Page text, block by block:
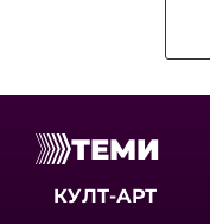
ТЕМИ
КУЛТ-АРТ